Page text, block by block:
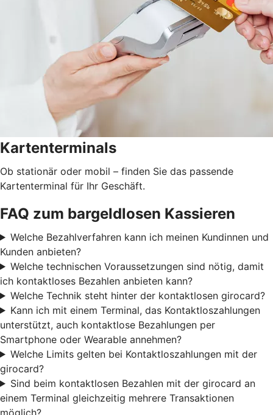
Kartenterminals
Ob stationär oder mobil – finden Sie das passende
Kartenterminal für Ihr Geschäft.
FAQ zum bargeldlosen Kassieren
Welche Bezahlverfahren kann ich meinen Kundinnen und
Kunden anbieten?
Welche technischen Voraussetzungen sind nötig, damit
ich kontaktloses Bezahlen anbieten kann?
Welche Technik steht hinter der kontaktlosen girocard?
Kann ich mit einem Terminal, das Kontaktloszahlungen
unterstützt, auch kontaktlose Bezahlungen per
Smartphone oder Wearable annehmen?
Welche Limits gelten bei Kontaktloszahlungen mit der
girocard?
Sind beim kontaktlosen Bezahlen mit der girocard an
einem Terminal gleichzeitig mehrere Transaktionen
möglich?